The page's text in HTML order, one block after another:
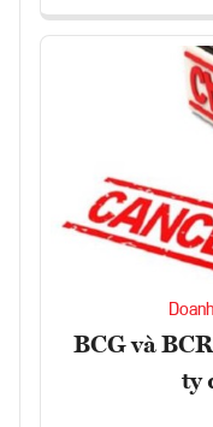
BCG và
ty